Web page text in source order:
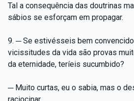
Tal a consequência das doutrinas
sábios se esforçam em propagar.
9. ─ Se estivésseis bem
vicissitudes da vida são provas
da eternidade, teríeis sucumbido?
─ Muito curtas, eu o sabia, mas o